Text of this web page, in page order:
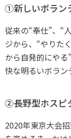
①新しいボラン
従来の“奉仕”、“
ジから、“やりた
から自発的にや
快な明るいボラン
②長野型ホスピ
2020年東京大会